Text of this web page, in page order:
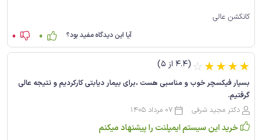
کانکشن عالی
آیا این دیدگاه مفید بود؟ 0
0
(4.4 از 5) ☆☆☆☆☆
بسیار فیکسچر خوب و مناسبی هست ،برای بیمار دیابتی کارکردیم و نتیجه عالی
گرفتیم.
دکتر مجید شرفی
07 مرداد 1405
خرید این سیستم ایمپلنت را پیشنهاد میکنم